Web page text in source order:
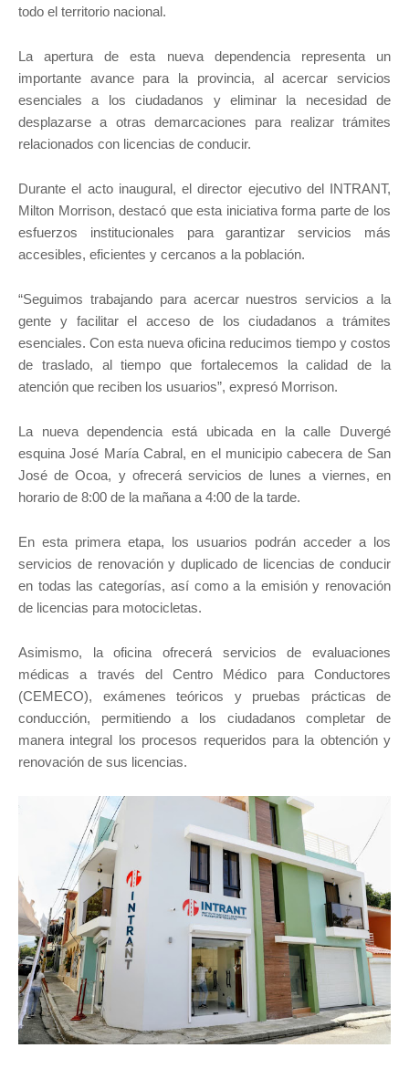
todo el territorio nacional.
La apertura de esta nueva dependencia representa un
importante avance para la provincia, al acercar servicios
esenciales a los ciudadanos y eliminar la necesidad de
desplazarse a otras demarcaciones para realizar trámites
relacionados con licencias de conducir.
Durante el acto inaugural, el director ejecutivo del INTRANT,
Milton Morrison, destacó que esta iniciativa forma parte de los
esfuerzos institucionales para garantizar servicios más
accesibles, eficientes y cercanos a la población.
“Seguimos trabajando para acercar nuestros servicios a la
gente y facilitar el acceso de los ciudadanos a trámites
esenciales. Con esta nueva oficina reducimos tiempo y costos
de traslado, al tiempo que fortalecemos la calidad de la
atención que reciben los usuarios”, expresó Morrison.
La nueva dependencia está ubicada en la calle Duvergé
esquina José María Cabral, en el municipio cabecera de San
José de Ocoa, y ofrecerá servicios de lunes a viernes, en
horario de 8:00 de la mañana a 4:00 de la tarde.
En esta primera etapa, los usuarios podrán acceder a los
servicios de renovación y duplicado de licencias de conducir
en todas las categorías, así como a la emisión y renovación
de licencias para motocicletas.
Asimismo, la oficina ofrecerá servicios de evaluaciones
médicas a través del Centro Médico para Conductores
(CEMECO), exámenes teóricos y pruebas prácticas de
conducción, permitiendo a los ciudadanos completar de
manera integral los procesos requeridos para la obtención y
renovación de sus licencias.